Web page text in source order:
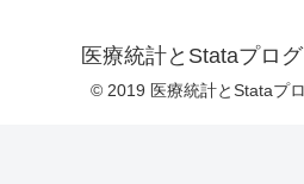
医療統計とStataプロ
© 2019 医療統計とStataプ